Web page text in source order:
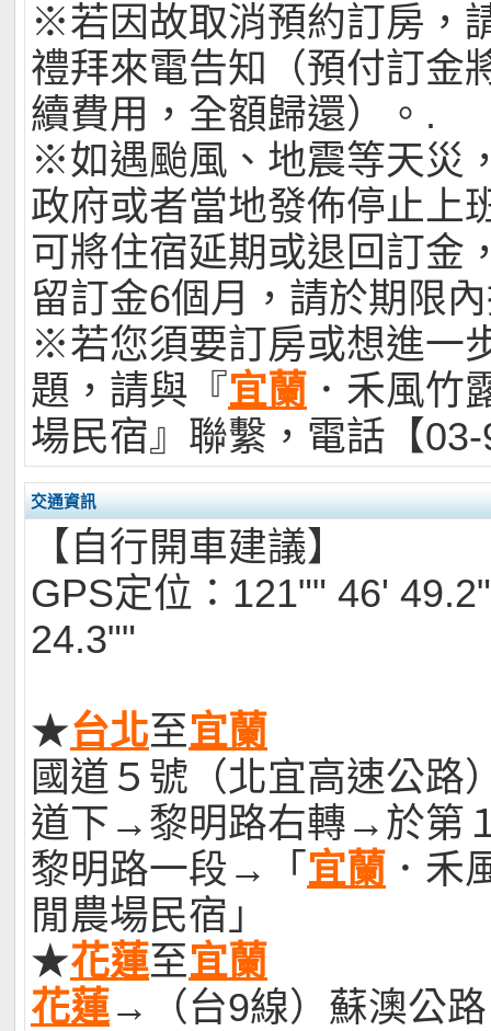
※若因故取消預約訂房，
禮拜來電告知（預付訂金
續費用，全額歸還）。.
※如遇颱風、地震等天災
政府或者當地發佈停止上
可將住宿延期或退回訂金
留訂金6個月，請於期限
※若您須要訂房或想進一
題，請與『宜蘭 ．禾風竹
場民宿』聯繫，電話【
交通資訊
【自行開車建議】
GPS定位：121"" 46'
24.3""
★台北至宜蘭
國道５號（北宜高速公路
道下→黎明路右轉→於第
黎明路一段→「 宜蘭 ．禾
閒農場民宿」
★花蓮至宜蘭
花蓮→（台9線）蘇澳公